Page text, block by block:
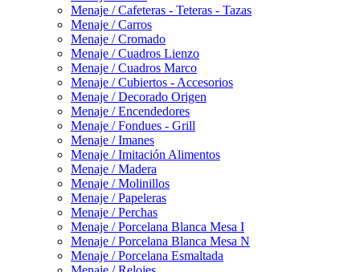
Menaje / Cafeteras - Teteras - Tazas
Menaje / Carros
Menaje / Cromado
Menaje / Cuadros Lienzo
Menaje / Cuadros Marco
Menaje / Cubiertos - Accesorios
Menaje / Decorado Origen
Menaje / Encendedores
Menaje / Fondues - Grill
Menaje / Imanes
Menaje / Imitación Alimentos
Menaje / Madera
Menaje / Molinillos
Menaje / Papeleras
Menaje / Perchas
Menaje / Porcelana Blanca Mesa I
Menaje / Porcelana Blanca Mesa N
Menaje / Porcelana Esmaltada